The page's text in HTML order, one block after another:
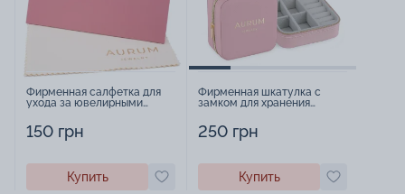
Фирменная салфетка для
ухода за ювелирными
150 грн
Купить
Фирменная шкатулка с
замком для хранения
250 грн
Купить